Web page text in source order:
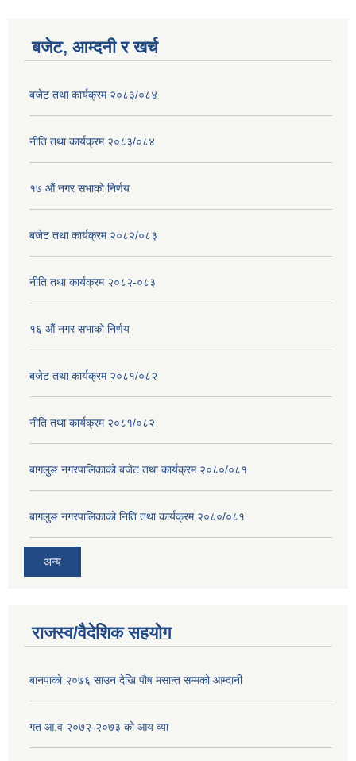
बजेट, आम्दनी र खर्च
बजेट तथा कार्यक्रम २०८३/०८४
नीति तथा कार्यक्रम २०८३/०८४
१७ ‌‍औं नगर सभाकाे निर्णय
बजेट तथा कार्यक्रम २०८२/०८३
नीति तथा कार्यक्रम २०८२-०८३
१६ ‌औं नगर सभाकाे निर्णय
बजेट तथा कार्यक्रम २०८१/०८२
नीति तथा कार्यक्रम २०८१/०८२
बागलुङ नगरपालिकाको बजेट तथा कार्यक्रम २०८०/०८१
बागलुङ नगरपालिकाको निति तथा कार्यक्रम २०८०/०८१
अन्य
राजस्व/वैदेशिक सहयोग
बानपाको २०७६ साउन देखि पौष मसान्त सम्मको आम्दानी
गत आ.व २०७२-२०७३ को आय व्या